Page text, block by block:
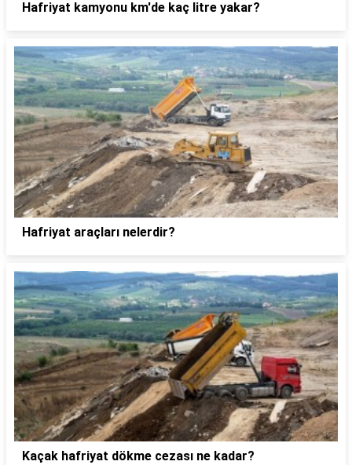
Hafriyat kamyonu km'de kaç litre yakar?
Hafriyat araçları nelerdir?
Kaçak hafriyat dökme cezası ne kadar?